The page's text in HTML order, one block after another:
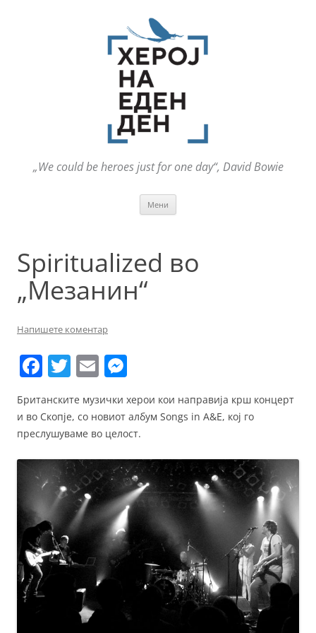
„We could be heroes just for one day“, David Bowie
Мени
Spiritualized во
„Мезанин“
Напишете коментар
F
c
e
b
o
o
k
T
itt
er
E
ai
l
ss
e
n
g
er
Британските музички херои кои направија крш концерт
и во Скопје, со новиот албум Songs in A&E, кој го
преслушуваме во целост.